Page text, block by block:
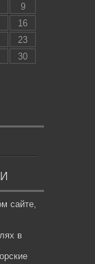
9
16
23
30
сайте,
в